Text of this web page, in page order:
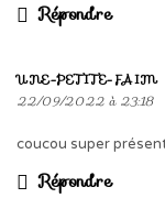
Répondre
UNE-PETITE-FAIM
22/09/2022 à 23:18
coucou super
Répondre